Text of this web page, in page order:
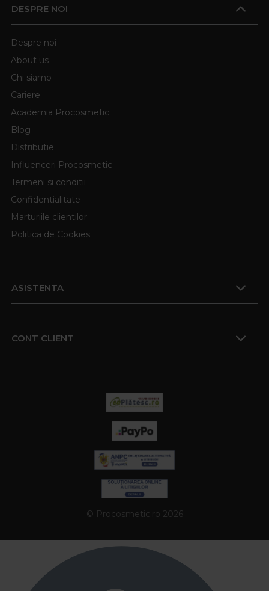
DESPRE NOI
Despre noi
About us
Chi siamo
Cariere
Academia Procosmetic
Blog
Distributie
Influenceri Procosmetic
Termeni si conditii
Confidentialitate
Marturiile clientilor
Politica de Cookies
ASISTENTA
CONT CLIENT
© Procosmetic.ro 2026